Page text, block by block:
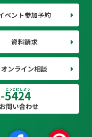
ベント参加予約
資料請求
オンライン相談